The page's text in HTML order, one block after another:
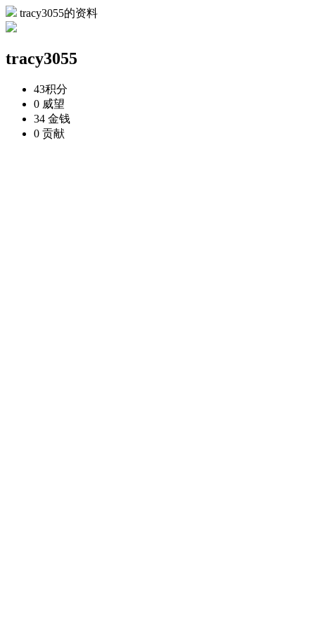
tracy3055的资料
tracy3055
43积分
0 威望
34 金钱
0 贡献